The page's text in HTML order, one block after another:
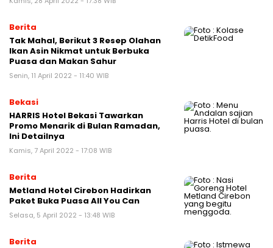
Berita
Tak Mahal, Berikut 3 Resep Olahan
Ikan Asin Nikmat untuk Berbuka
Puasa dan Makan Sahur
Senin, 11 April 2022 - 11:40 WIB
Bekasi
HARRIS Hotel Bekasi Tawarkan
Promo Menarik di Bulan Ramadan,
Ini Detailnya
Kamis, 7 April 2022 - 17:08 WIB
Berita
Metland Hotel Cirebon Hadirkan
Paket Buka Puasa All You Can
Selasa, 5 April 2022 - 13:48 WIB
Berita